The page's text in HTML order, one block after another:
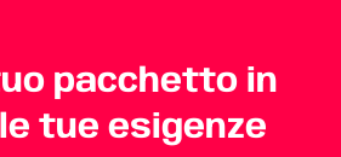
pacchetto in
tue esigenze